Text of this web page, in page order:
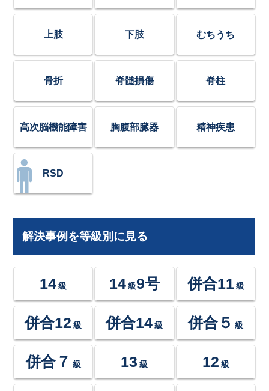
上肢 下肢 むちうち
骨折 脊髄損傷 脊柱
高次脳機能障害 胸腹部臓器 精神疾患
RSD
解決事例を等級別に見る
14 級 14級9号 併合11 級
併合12 級 併合14 級 併合５ 級
併合７ 級 13 級 12 級